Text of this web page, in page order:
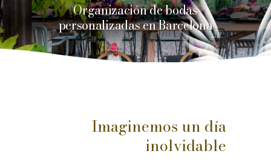
Organización de bodas
personalizadas en Barcelona
Imaginemos un día
inolvidable